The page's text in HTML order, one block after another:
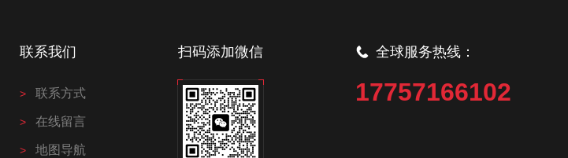
联系我们
联系方式
在线留言
地图导航
扫码添加微信 全球服务热线：
17757166102